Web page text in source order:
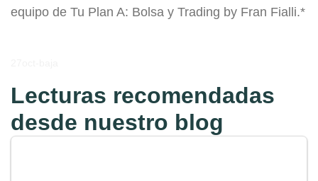
equipo de Tu Plan A: Bolsa y Trading by Fran Fialli.*
Lecturas recomendadas
desde nuestro blog